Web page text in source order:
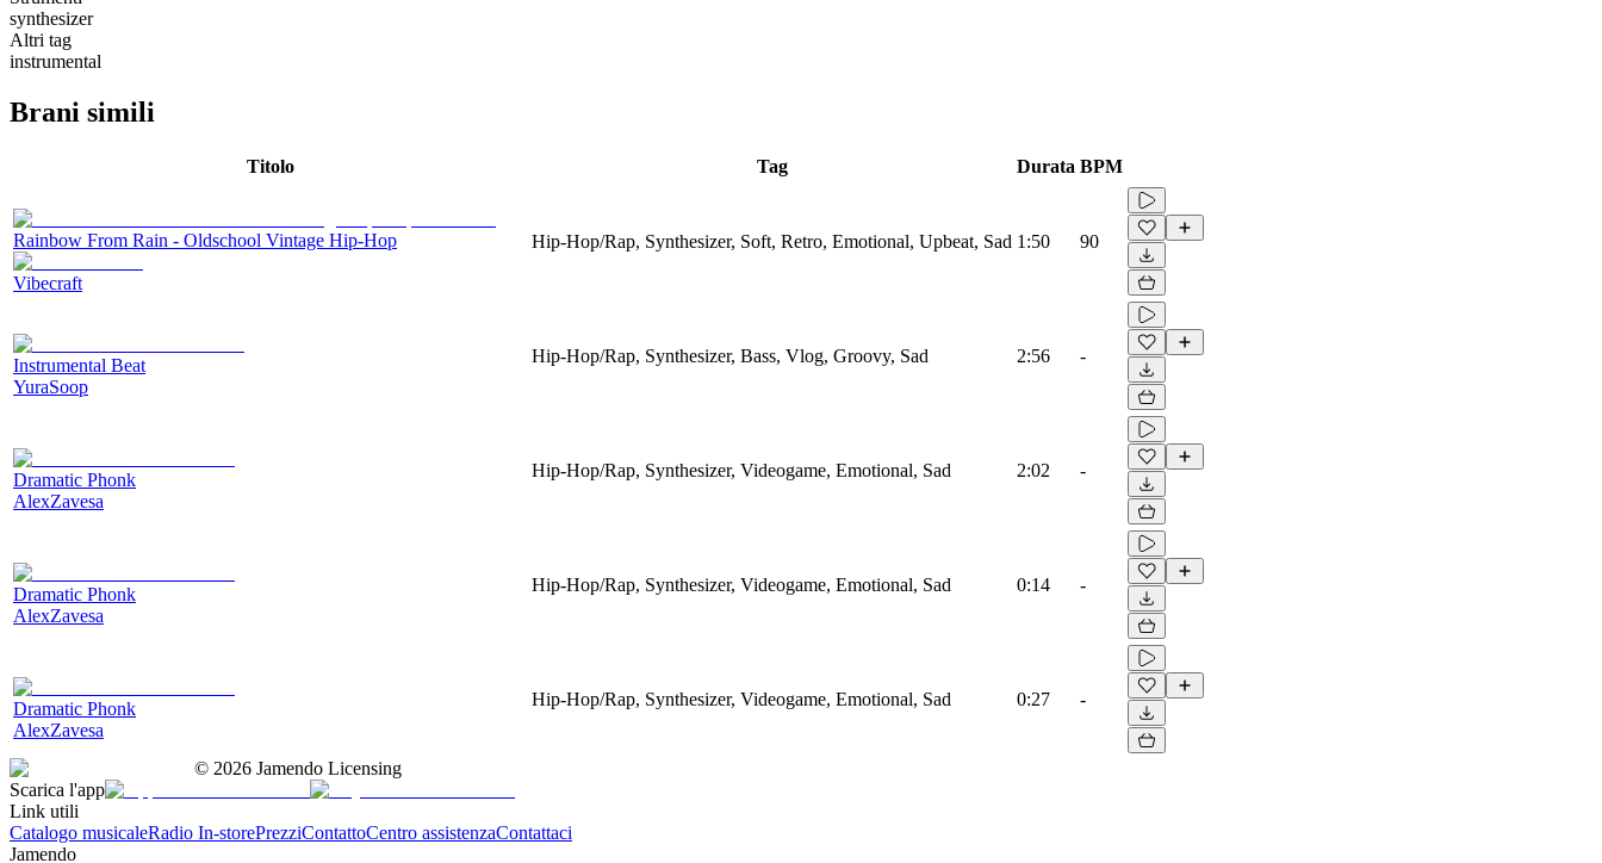
synthesizer
Altri tag
instrumental
Brani simili
Titolo Tag Durata BPM
Rainbow From Rain - Oldschool Vintage Hip-Hop
Vibecraft
Hip-Hop/Rap, Synthesizer, Soft, Retro, Emotional, Upbeat, Sad 1:50 90
Instrumental Beat
YuraSoop
Hip-Hop/Rap, Synthesizer, Bass, Vlog, Groovy, Sad 2:56 -
Dramatic Phonk
AlexZavesa
Hip-Hop/Rap, Synthesizer, Videogame, Emotional, Sad 2:02 -
Dramatic Phonk
AlexZavesa
Hip-Hop/Rap, Synthesizer, Videogame, Emotional, Sad 0:14 -
Dramatic Phonk
AlexZavesa
Hip-Hop/Rap, Synthesizer, Videogame, Emotional, Sad 0:27 -
© 2026 Jamendo Licensing
Scarica l'app
Link utili
Catalogo musicaleRadio In-storePrezziContattoCentro assistenzaContattaci
Jamendo